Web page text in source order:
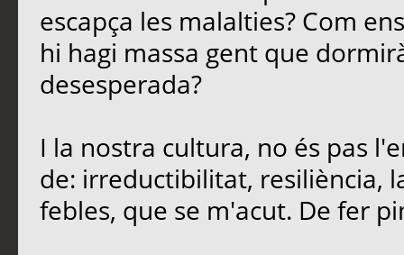
escapça les malalties? Com
hi hagi massa gent que
desesperada?
I la nostra cultura, no és pas
de: irreductibilitat, resiliència,
febles, que se m'acut. De fer